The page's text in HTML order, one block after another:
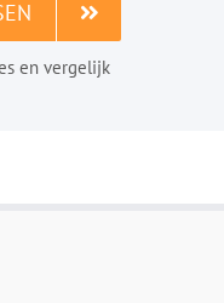
en vergelijk